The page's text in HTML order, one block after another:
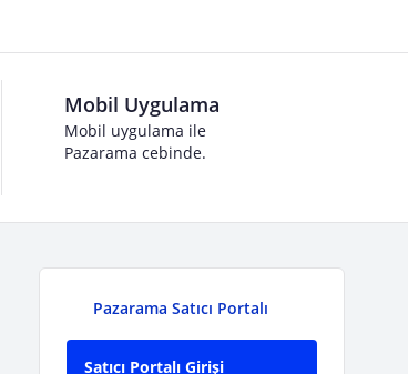
Mobil Uygulama
Mobil uygulama ile
Pazarama cebinde.
Pazarama Satıcı Portalı
Satıcı Portalı Girişi